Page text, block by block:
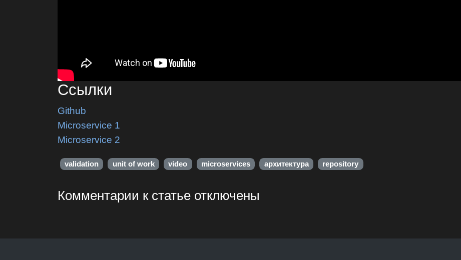
Ссылки
Github
Microservice 1
Microservice 2
validation unit of work video microservices архитектура repository
Комментарии к статье отключены